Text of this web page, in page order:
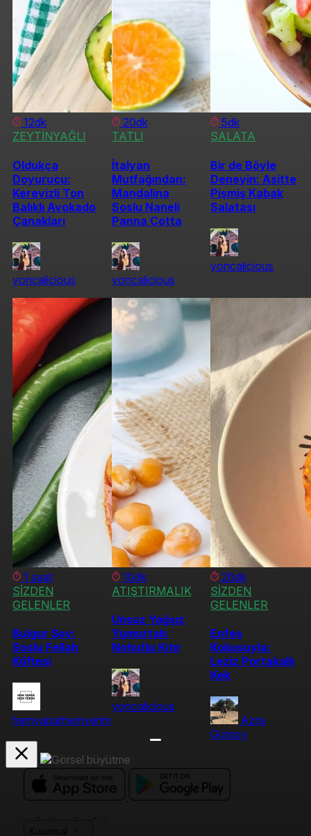
12dk
ZEYTİNYAĞLI
Oldukça
Doyurucu:
Kerevizli Ton
Balıklı Avokado
Çanakları
yoncalicious
20dk
TATLI
İtalyan
Mutfağından:
Mandalina
Soslu Naneli
Panna Cotta
yoncalicious
5dk
SALATA
Bir de Böyle
Deneyin: Asitte
Pişmiş Kabak
Salatası
yoncalicious
1 saat
SİZDEN
GELENLER
Bulgur Şov:
Soslu Fellah
Köftesi
hemyaparhemyerim
10dk
ATIŞTIRMALIK
Unsuz Yağsız
Yumurtalı:
Nohutlu Kıtır
yoncalicious
20dk
SİZDEN
GELENLER
Enfes
Kokusuyla:
Leziz Portakallı
Kek
Azra
Gürsoy